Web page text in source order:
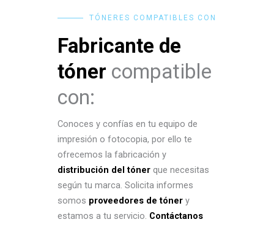
TÓNERES COMPATIBLES CON
Fabricante de
tóner compatible
con:
Conoces y confías en tu equipo de
impresión o fotocopia, por ello te
ofrecemos la fabricación y
distribución del tóner que necesitas
según tu marca. Solicita informes
somos proveedores de tóner y
estamos a tu servicio. Contáctanos